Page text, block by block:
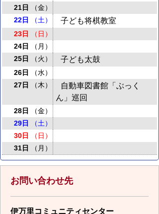
21日
（金）
22日
（土） 子ども将棋教室
23日
（日）
24日
（月）
25日
（火） 子ども太鼓
26日
（水）
27日
（木）
自動車図書館「ぶっく
ん」巡回
28日
（金）
29日
（土）
30日
（日）
31日
（月）
お問い合わせ先
伊万里コミュニティセンター